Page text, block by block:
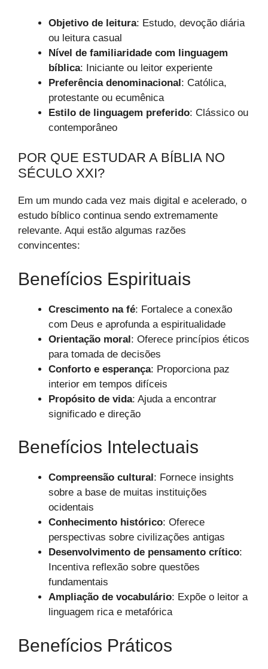
Objetivo de leitura: Estudo, devoção diária
ou leitura casual
Nível de familiaridade com linguagem
bíblica: Iniciante ou leitor experiente
Preferência denominacional: Católica,
protestante ou ecumênica
Estilo de linguagem preferido: Clássico ou
contemporâneo
POR QUE ESTUDAR A BÍBLIA NO
SÉCULO XXI?
Em um mundo cada vez mais digital e acelerado, o
estudo bíblico continua sendo extremamente
relevante. Aqui estão algumas razões
convincentes:
Benefícios Espirituais
Crescimento na fé: Fortalece a conexão
com Deus e aprofunda a espiritualidade
Orientação moral: Oferece princípios éticos
para tomada de decisões
Conforto e esperança: Proporciona paz
interior em tempos difíceis
Propósito de vida: Ajuda a encontrar
significado e direção
Benefícios Intelectuais
Compreensão cultural : Fornece insights
sobre a base de muitas instituições
ocidentais
Conhecimento histórico: Oferece
perspectivas sobre civilizações antigas
Desenvolvimento de pensamento crítico:
Incentiva reflexão sobre questões
fundamentais
Ampliação de vocabulário: Expõe o leitor a
linguagem rica e metafórica
Benefícios Práticos